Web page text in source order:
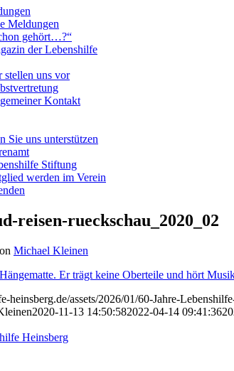
Meldungen
gehört…?“
der Lebenshilfe
stellen uns vor
Kontakt
Sie uns unterstützen
Stiftung
werden im Verein
reisen-rueckschau_2020_02
Michael Kleinen
heinsberg.de/assets/2026/01/60-Jahre-
2020-11-13 14:50:582022-04-14 09:41:36
Heinsberg